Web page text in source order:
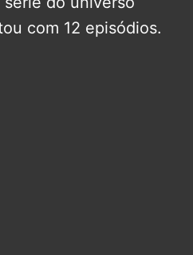
com 12 episódios.